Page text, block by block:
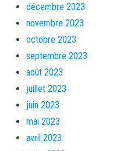
décembre 2023
novembre 2023
octobre 2023
septembre 2023
août 2023
juillet 2023
juin 2023
mai 2023
avril 2023